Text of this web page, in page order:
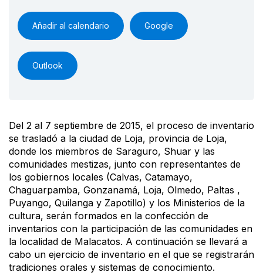
Añadir al calendario Google
Outlook
Del 2 al 7 septiembre de 2015, el proceso de inventario
se trasladó a la ciudad de Loja, provincia de Loja,
donde los miembros de Saraguro, Shuar y las
comunidades mestizas, junto con representantes de
los gobiernos locales (Calvas, Catamayo,
Chaguarpamba, Gonzanamá, Loja, Olmedo, Paltas ,
Puyango, Quilanga y Zapotillo) y los Ministerios de la
cultura, serán formados en la confección de
inventarios con la participación de las comunidades en
la localidad de Malacatos. A continuación se llevará a
cabo un ejercicio de inventario en el que se registrarán
tradiciones orales y sistemas de conocimiento.